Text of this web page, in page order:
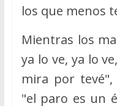
los que menos
Mientras los
ya lo ve, ya lo
mira por
"el paro es un